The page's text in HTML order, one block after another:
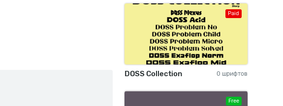
Paid
DOSS Collection 0 шрифтов
Free